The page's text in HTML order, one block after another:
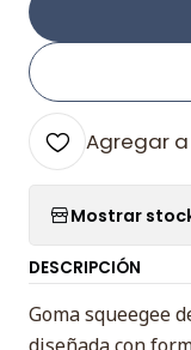
Agregar
Mostrar
DESCRIPCIÓN
Goma squeegee